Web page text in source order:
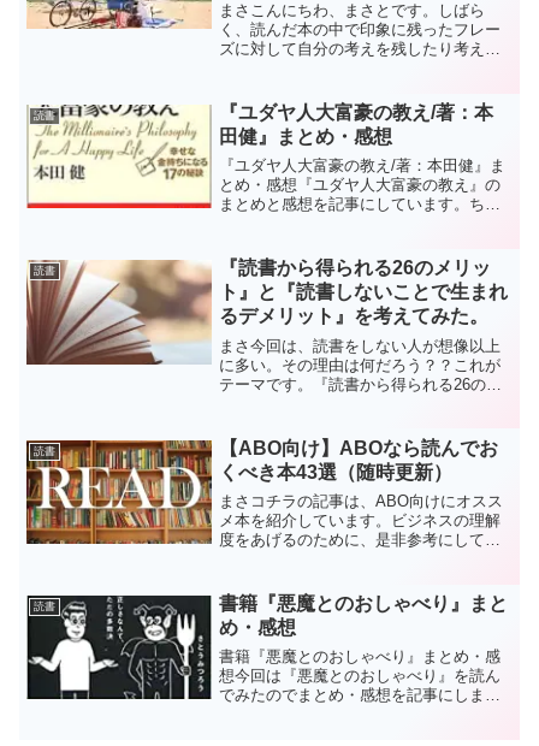
まさこんにちわ、まさとです。しばら
く、読んだ本の中で印象に残ったフレー
ズに対して自分の考えを残したり考えを
て、自分の考えとか経験を合わせて記事
にしていなかったのか。なーんて...
読書
『ユダヤ人大富豪の教え/著：本
田健』まとめ・感想
『ユダヤ人大富豪の教え/著：本田健』ま
とめ・感想『ユダヤ人大富豪の教え』の
まとめと感想を記事にしています。ちな
紹介してくれた友人に感謝しています。
各章での重要なテーマを...
読書
『読書から得られる26のメリッ
ト』と『読書しないことで生まれ
るデメリット』を考えてみた。
まさ今回は、読書をしない人が想像以上
に多い。その理由は何だろう？？これが
テーマです。『読書から得られる26のメ
ることは、メリットしかない！」これが
結論です。みんな本よも...
読書
【ABO向け】ABOなら読んでお
くべき本43選（随時更新）
まさコチラの記事は、ABO向けにオスス
メ本を紹介しています。ビジネスの理解
度をあげるのために、是非参考にしてく
なんじゃそら？」って人は以下の記事を
参考にしてください！
読書
書籍『悪魔とのおしゃべり』まと
め・感想
書籍『悪魔とのおしゃべり』まとめ・感
想今回は『悪魔とのおしゃべり』を読ん
でみたのでまとめ・感想を記事にしまし